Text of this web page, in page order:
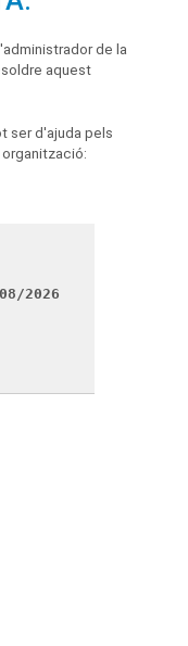
de la
aquest
ser d'ajuda pels
2026